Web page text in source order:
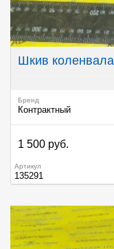
Шкив
Бренд
Контрактный
1 500 руб.
Артикул
135291